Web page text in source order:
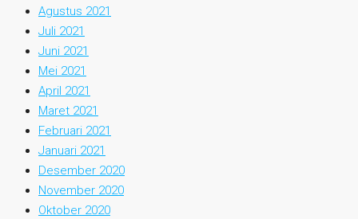
Agustus 2021
Juli 2021
Juni 2021
Mei 2021
April 2021
Maret 2021
Februari 2021
Januari 2021
Desember 2020
November 2020
Oktober 2020